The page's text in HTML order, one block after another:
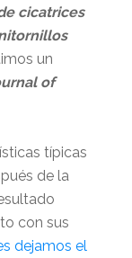
cicatrices
un
of
típicas
de la
con sus
dejamos el